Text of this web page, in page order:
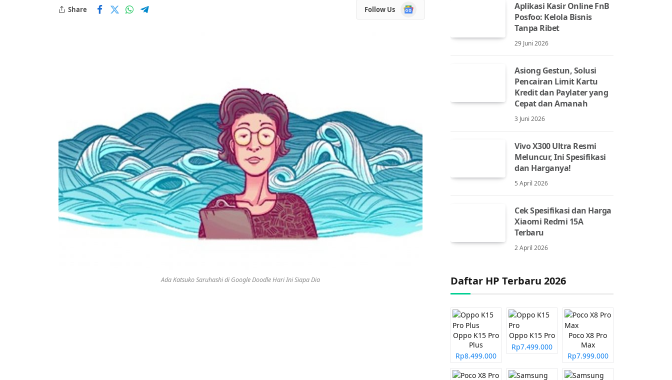
Share Follow Us
Google
News
Ada Katsuko Saruhashi di Google Doodle Hari Ini Siapa Dia
Aplikasi Kasir Online FnB
Posfoo: Kelola Bisnis
Tanpa Ribet
29 Juni 2026
Asiong Gestun, Solusi
Pencairan Limit Kartu
Kredit dan Paylater yang
Cepat dan Amanah
3 Juni 2026
Vivo X300 Ultra Resmi
Meluncur, Ini Spesifikasi
dan Harganya!
5 April 2026
Cek Spesifikasi dan Harga
Xiaomi Redmi 15A
Terbaru
2 April 2026
Daftar HP Terbaru 2026
Oppo K15 Pro
Plus
Rp8.499.000
Oppo K15 Pro
Rp7.499.000
Poco X8 Pro
Max
Rp7.999.000